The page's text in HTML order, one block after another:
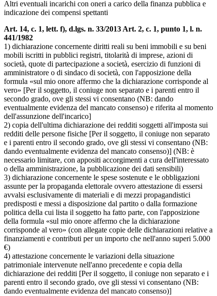
Altri eventuali incarichi con oneri a carico della finanza pubblica e
indicazione dei compensi spettanti
Art. 14, c. 1, lett. f), d.lgs. n. 33/2013 Art. 2, c. 1, punto 1, l. n.
441/1982
1) dichiarazione concernente diritti reali su beni immobili e su beni
mobili iscritti in pubblici registri, titolarità di imprese, azioni di
società, quote di partecipazione a società, esercizio di funzioni di
amministratore o di sindaco di società, con l'apposizione della
formula «sul mio onore affermo che la dichiarazione corrisponde al
vero» [Per il soggetto, il coniuge non separato e i parenti entro il
secondo grado, ove gli stessi vi consentano (NB: dando
eventualmente evidenza del mancato consenso) e riferita al momento
dell'assunzione dell'incarico]
2) copia dell'ultima dichiarazione dei redditi soggetti all'imposta sui
redditi delle persone fisiche [Per il soggetto, il coniuge non separato
e i parenti entro il secondo grado, ove gli stessi vi consentano (NB:
dando eventualmente evidenza del mancato consenso)] (NB: è
necessario limitare, con appositi accorgimenti a cura dell'interessato
o della amministrazione, la pubblicazione dei dati sensibili)
3) dichiarazione concernente le spese sostenute e le obbligazioni
assunte per la propaganda elettorale ovvero attestazione di essersi
avvalsi esclusivamente di materiali e di mezzi propagandistici
predisposti e messi a disposizione dal partito o dalla formazione
politica della cui lista il soggetto ha fatto parte, con l'apposizione
della formula «sul mio onore affermo che la dichiarazione
corrisponde al vero» (con allegate copie delle dichiarazioni relative a
finanziamenti e contributi per un importo che nell'anno superi 5.000
€)
4) attestazione concernente le variazioni della situazione
patrimoniale intervenute nell'anno precedente e copia della
dichiarazione dei redditi [Per il soggetto, il coniuge non separato e i
parenti entro il secondo grado, ove gli stessi vi consentano (NB:
dando eventualmente evidenza del mancato consenso)]